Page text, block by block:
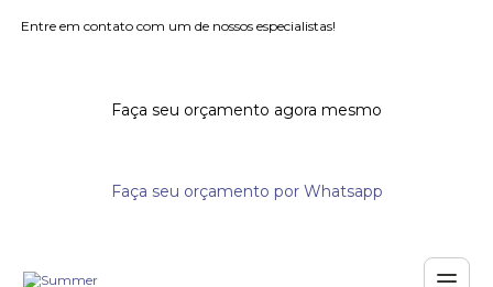
Entre em contato com um de nossos especialistas!
Faça seu orçamento agora mesmo
Faça seu orçamento por Whatsapp